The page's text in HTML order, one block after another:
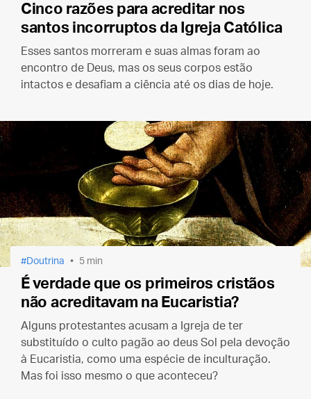
Cinco razões para acreditar nos
santos incorruptos da Igreja Católica
Esses santos morreram e suas almas foram ao
encontro de Deus, mas os seus corpos estão
intactos e desafiam a ciência até os dias de hoje.
Doutrina 5 min
É verdade que os primeiros cristãos
não acreditavam na Eucaristia?
Alguns protestantes acusam a Igreja de ter
substituído o culto pagão ao deus Sol pela devoção
à Eucaristia, como uma espécie de inculturação.
Mas foi isso mesmo o que aconteceu?